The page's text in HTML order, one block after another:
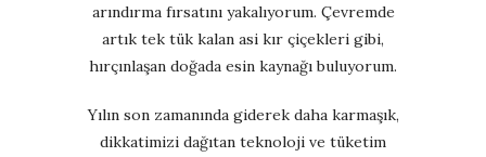
arındırma fırsatını yakalıyorum. Çevremde
artık tek tük kalan asi kır çiçekleri gibi,
hırçınlaşan doğada esin kaynağı buluyorum.
Yılın son zamanında giderek daha karmaşık,
dikkatimizi dağıtan teknoloji ve tüketim